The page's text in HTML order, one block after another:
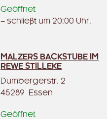
Geöffnet
– schließt um 20:00 Uhr.
MALZERS BACKSTUBE IM
REWE STILLEKE
Dumbergerstr. 2
45289 Essen
Geöffnet